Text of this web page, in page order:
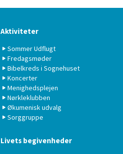
Aktiviteter
Sommer Udflugt
Fredagsmøder
Bibelkreds i Sognehuset
Koncerter
Menighedsplejen
Nørkleklubben
Økumenisk udvalg
Sorggruppe
Livets begivenheder